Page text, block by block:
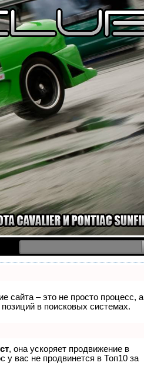
сайта – это не просто процесс, а
в поисковых системах.
, она ускоряет продвижение в
у вас не продвинется в Топ10 за